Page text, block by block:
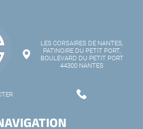
LES CORSAIRES DE NANTES,
PATINOIRE DU PETIT PORT,
BOULEVARD DU PETIT PORT
44300 NANTES